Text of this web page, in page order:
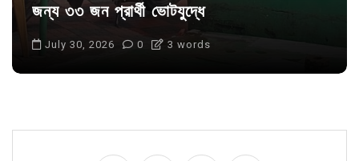
জন্য ৩৩ জন প্রার্থী ভোটযুদ্ধে
July 30, 2026 0 3 words